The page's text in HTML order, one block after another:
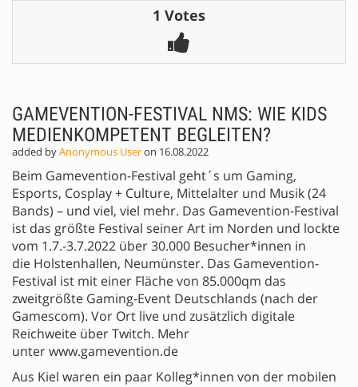
1 Votes
GAMEVENTION-FESTIVAL NMS: WIE KIDS
MEDIENKOMPETENT BEGLEITEN?
added byAnonymous Useron 16.08.2022
Beim Gamevention-Festival geht´s um Gaming,
Esports, Cosplay + Culture, Mittelalter und Musik (24
Bands) – und viel, viel mehr. Das Gamevention-Festival
ist das größte Festival seiner Art im Norden und lockte
vom 1.7.-3.7.2022 über 30.000 Besucher*innen in
die Holstenhallen, Neumünster. Das Gamevention-
Festival ist mit einer Fläche von 85.000qm das
zweitgrößte Gaming-Event Deutschlands (nach der
Gamescom). Vor Ort live und zusätzlich digitale
Reichweite über Twitch. Mehr
unter www.gamevention.de
Aus Kiel waren ein paar Kolleg*innen von der mobilen